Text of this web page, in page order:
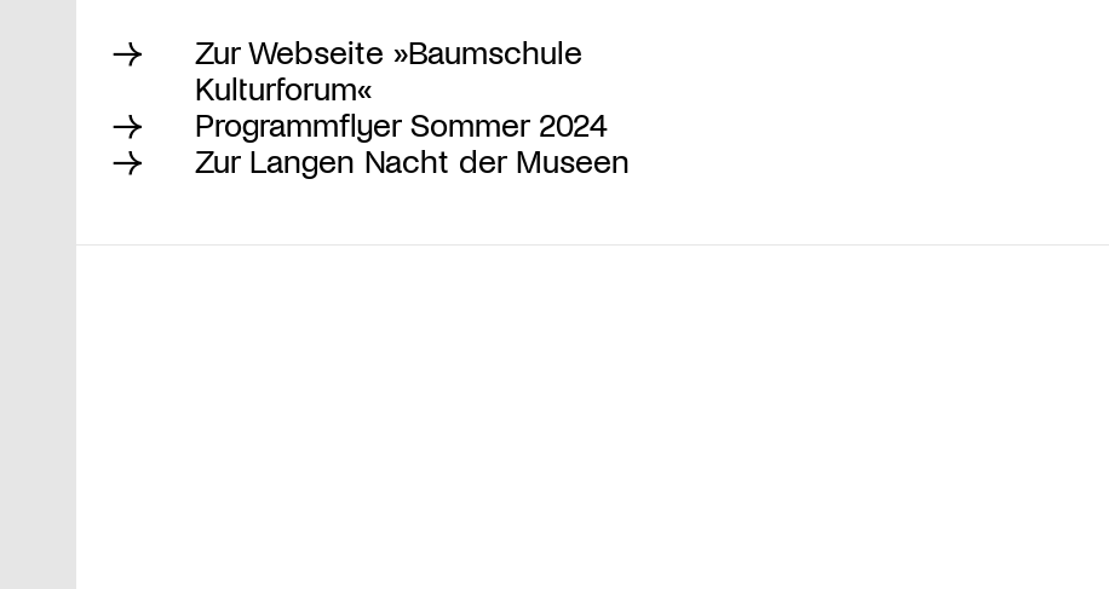
Zur Webseite »Baumschule
Kulturforum«
Programmflyer Sommer 2024
Zur Langen Nacht der Museen